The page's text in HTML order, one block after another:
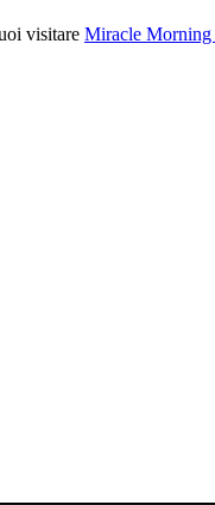
visitare Miracle Morning